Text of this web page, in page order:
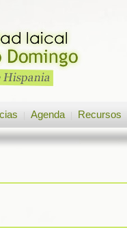
Agenda Recursos